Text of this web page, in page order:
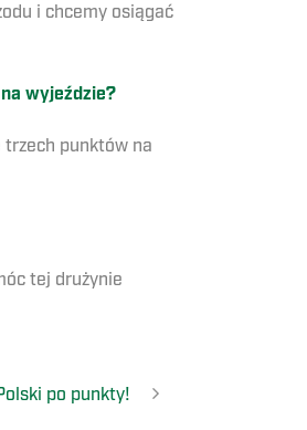
i chcemy osiągać
wyjeździe?
trzech punktów na
tej drużynie
po punkty!